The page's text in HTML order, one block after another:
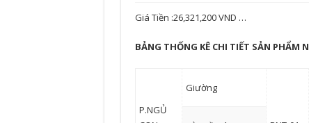
Giá Tiền :26,321,200 VND …
BẢNG THỐNG KÊ CHI TIẾT SẢN PHẨM
P.NGỦ
Giường